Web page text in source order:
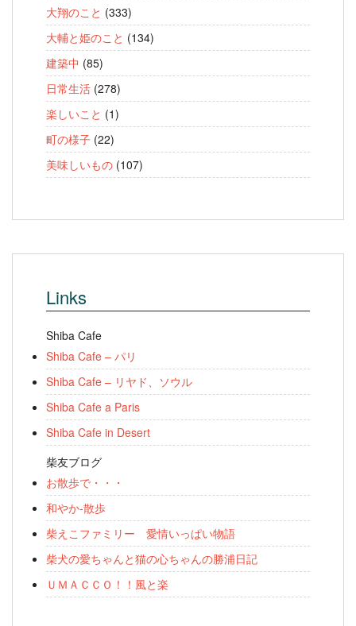
大翔のこと (333)
大輔と姫のこと (134)
建築中 (85)
日常生活 (278)
楽しいこと (1)
町の様子 (22)
美味しいもの (107)
Links
Shiba Cafe
Shiba Cafe – パリ
Shiba Cafe – リヤド、ソウル
Shiba Cafe a Paris
Shiba Cafe in Desert
柴友ブログ
お散歩で・・・
和やか-散歩
柴えこファミリー 愛情いっぱい物語
柴犬の愛ちゃんと猫の心ちゃんの勝浦日記
ＵＭＡＣＣＯ！！風と楽